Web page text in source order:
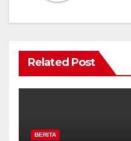
Related Post
BERITA